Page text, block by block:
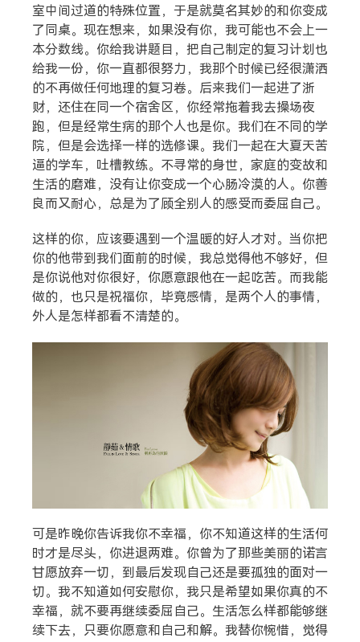
室中间过道的特殊位置，于是就莫名其妙的和你变成
了同桌。现在想来，如果没有你，我可能也不会上一
本分数线。你给我讲题目，把自己制定的复习计划也
给我一份，你一直都很努力，我那个时候已经很潇洒
的不再做任何地理的复习卷。后来我们一起进了浙
财，还住在同一个宿舍区，你经常拖着我去操场夜
跑，但是经常生病的那个人也是你。我们在不同的学
院，但是会选择一样的选修课。我们一起在大夏天苦
逼的学车，吐槽教练。不寻常的身世，家庭的变故和
生活的磨难，没有让你变成一个心肠冷漠的人。你善
良而又耐心，总是为了顾全别人的感受而委屈自己。
这样的你，应该要遇到一个温暖的好人才对。当你把
你的他带到我们面前的时候，我总觉得他不够好，但
是你说他对你很好，你愿意跟他在一起吃苦。而我能
做的，也只是祝福你，毕竟感情，是两个人的事情，
外人是怎样都看不清楚的。
可是昨晚你告诉我你不幸福，你不知道这样的生活何
时才是尽头，你进退两难。你曾为了那些美丽的诺言
甘愿放弃一切，到最后发现自己还是要孤独的面对一
切。我不知道如何安慰你，我只是希望如果你真的不
幸福，就不要再继续委屈自己。生活怎么样都能够继
续下去，只要你愿意和自己和解。我替你惋惜，觉得